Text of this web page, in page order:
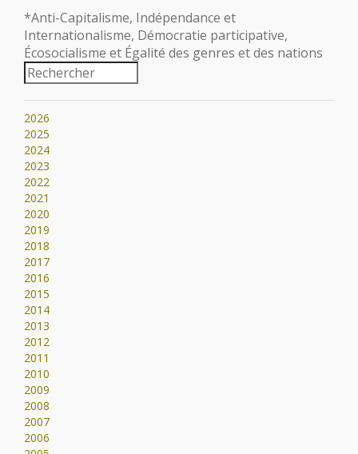
*Anti-Capitalisme, Indépendance et
Internationalisme, Démocratie participative,
Écosocialisme et Égalité des genres et des nations
2026
2025
2024
2023
2022
2021
2020
2019
2018
2017
2016
2015
2014
2013
2012
2011
2010
2009
2008
2007
2006